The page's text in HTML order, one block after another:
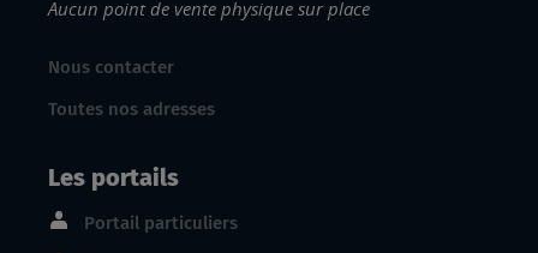
Aucun point de vente physique sur place
Nous contacter
Toutes nos adresses
Les portails
Portail particuliers